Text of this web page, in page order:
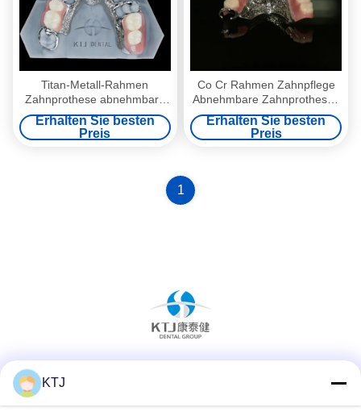
Titan-Metall-Rahmen
Zahnprothese abnehmbare
falsche Zähne
Erhalten Sie besten
Preis
Co Cr Rahmen Zahnpflege
Abnehmbare Zahnprothesen
Abnehmbare falsche Zähne
Erhalten Sie besten
Preis
1
KTJ